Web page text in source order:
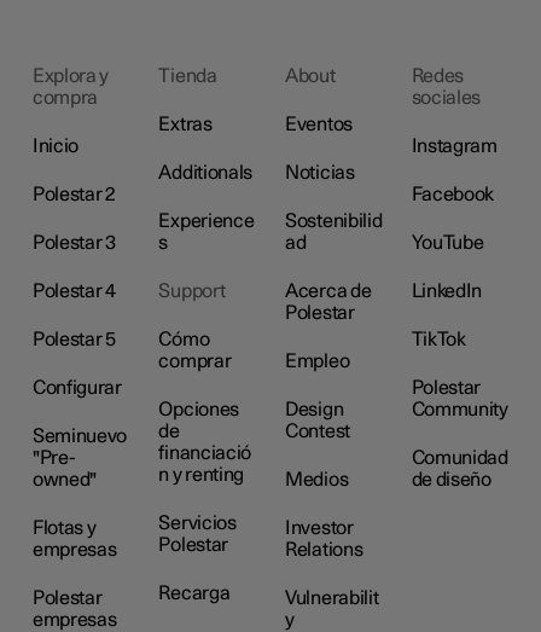
Explora y
compra
Inicio
Polestar 2
Polestar 3
Polestar 4
Polestar 5
Configurar
Seminuevo
"Pre-
owned"
Flotas y
empresas
Polestar
empresas
Tienda
Extras
Additionals
Experience
s
Support
Cómo
comprar
Opciones
de
financiació
n y renting
Servicios
Polestar
Recarga
About
Eventos
Noticias
Sostenibilid
ad
Acerca de
Polestar
Empleo
Design
Contest
Medios
Investor
Relations
Vulnerabilit
y
Redes
sociales
Instagram
Facebook
YouTube
LinkedIn
TikTok
Polestar
Community
Comunidad
de diseño